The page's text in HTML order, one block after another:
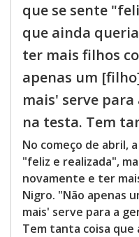
que se sente
que ainda
ter mais filhos
apenas um
mais' serve
na testa. Tem
No começo de abril,
"feliz e realizada",
novamente e ter
Nigro. "Não apenas
mais' serve para a
Tem tanta coisa que